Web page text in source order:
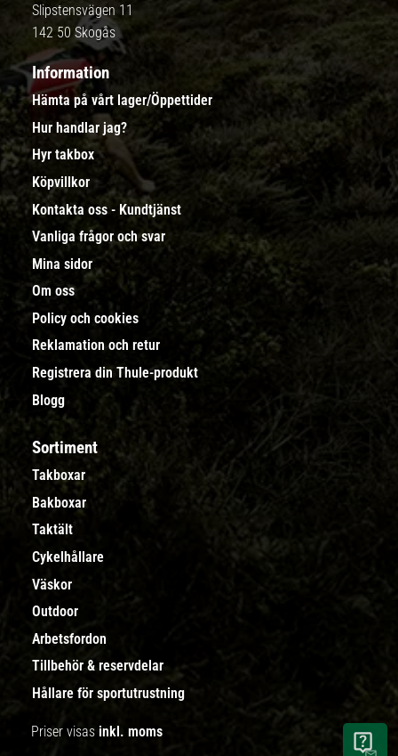
Slipstensvägen 11
142 50 Skogås
Information
Hämta på vårt lager/Öppettider
Hur handlar jag?
Hyr takbox
Köpvillkor
Kontakta oss - Kundtjänst
Vanliga frågor och svar
Mina sidor
Om oss
Policy och cookies
Reklamation och retur
Registrera din Thule-produkt
Blogg
Sortiment
Takboxar
Bakboxar
Taktält
Cykelhållare
Väskor
Outdoor
Arbetsfordon
Tillbehör & reservdelar
Hållare för sportutrustning
Priser visas inkl. moms